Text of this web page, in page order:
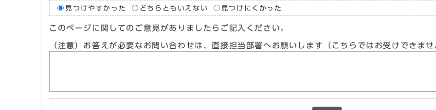
見つけやすかった どちらともいえない 見つけにくかった
このページに関してのご意見がありましたらご記入ください。
（注意）お答えが必要なお問い合わせは、直接担当部署へお願いします（こちらではお受けできま